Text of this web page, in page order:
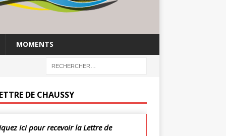
MOMENTS
DE CHAUSSY
ici pour recevoir la Lettre de